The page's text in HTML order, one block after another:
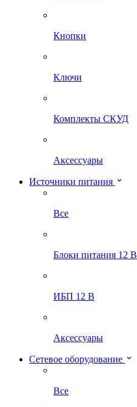
Кнопки
Ключи
Комплекты СКУД
Аксессуары
Источники питания
Все
Блоки питания 12 В
ИБП 12 В
Аксессуары
Сетевое оборудование
Все